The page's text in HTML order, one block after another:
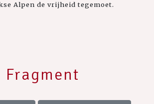
Alpen de vrijheid tegemoet.
Fragment